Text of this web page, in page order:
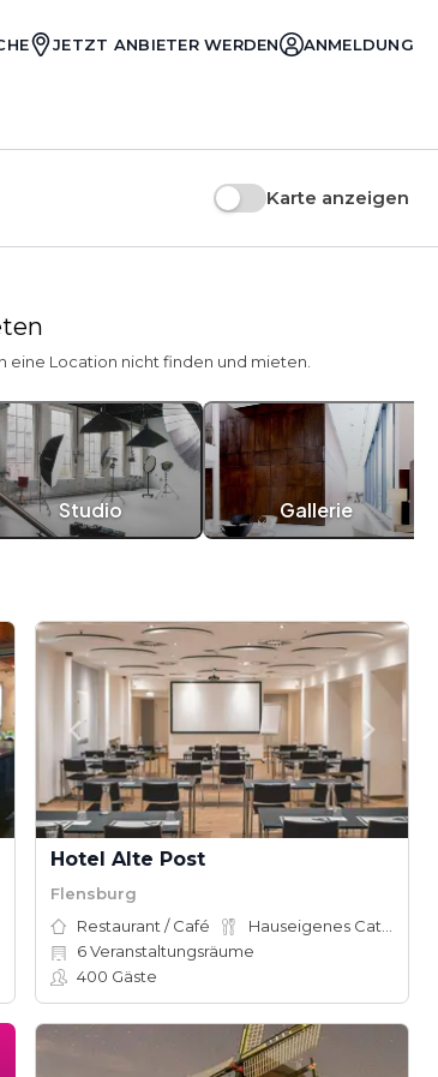
JETZT ANBIETER WERDEN ANMELDUNG
Karte anzeigen
eine Location nicht finden und mieten.
Studio Gallerie
Hotel Alte Post
Flensburg
Restaurant / Café
6Veranstaltungsräume
400 Gäste